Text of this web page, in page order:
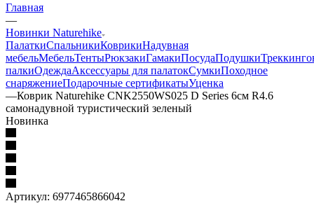
Главная
—
Новинки Naturehike
ПалаткиСпальникиКоврикиНадувная
мебельМебельТентыРюкзакиГамакиПосудаПодушки
палкиОдеждаАксессуары для палатокСумкиПоходное
снаряжениеПодарочные сертификатыУценка
—Коврик Naturehike CNK2550WS025 D Series 6см R4.6
самонадувной туристический зеленый
Новинка
Артикул: 6977465866042